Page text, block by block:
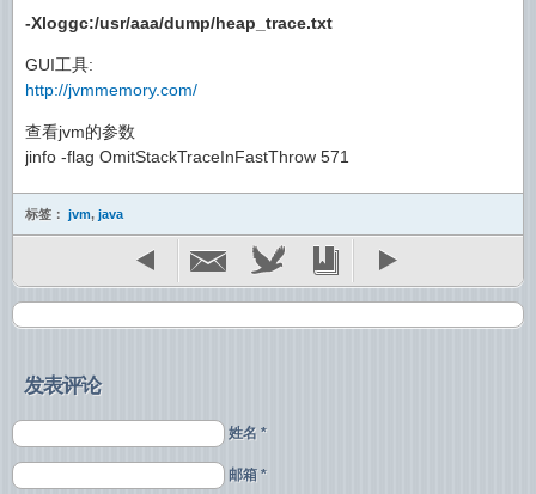
-Xloggc:/usr/aaa/dump/heap_trace.txt
GUI工具:
http://jvmmemory.com/
查看jvm的参数
jinfo -flag OmitStackTraceInFastThrow 571
标签： jvm, java
发表评论
姓名 *
邮箱 *